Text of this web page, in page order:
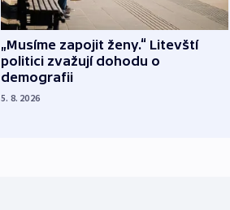
„Musíme zapojit ženy.“ Litevští
politici zvažují dohodu o
demografii
5. 8. 2026